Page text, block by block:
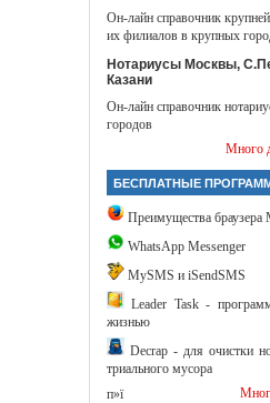
Он-лайн справочник
их филиалов в крупных
Нотариусы Москвы,
Казани
Он-лайн справочник
городов
Много
БЕСПЛАТНЫЕ
Преимущества браузера
WhatsApp Messenger
MySMS и iSendSMS
Leader Task -
жизнью
Decrap - для очистки
триального мусора
п»ї